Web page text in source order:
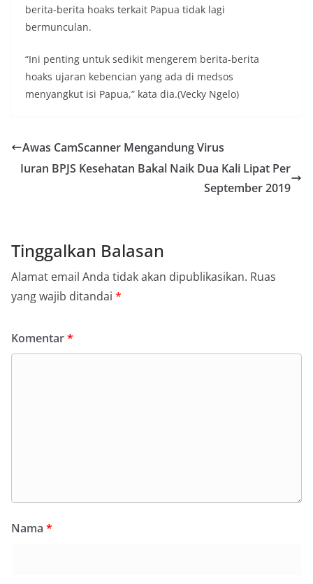
berita-berita hoaks terkait Papua tidak lagi
bermunculan.
“Ini penting untuk sedikit mengerem berita-berita
hoaks ujaran kebencian yang ada di medsos
menyangkut isi Papua,” kata dia.(Vecky Ngelo)
Awas CamScanner Mengandung Virus
Iuran BPJS Kesehatan Bakal Naik Dua Kali Lipat Per
September 2019
Tinggalkan Balasan
Alamat email Anda tidak akan dipublikasikan. Ruas
yang wajib ditandai *
Komentar*
Nama *